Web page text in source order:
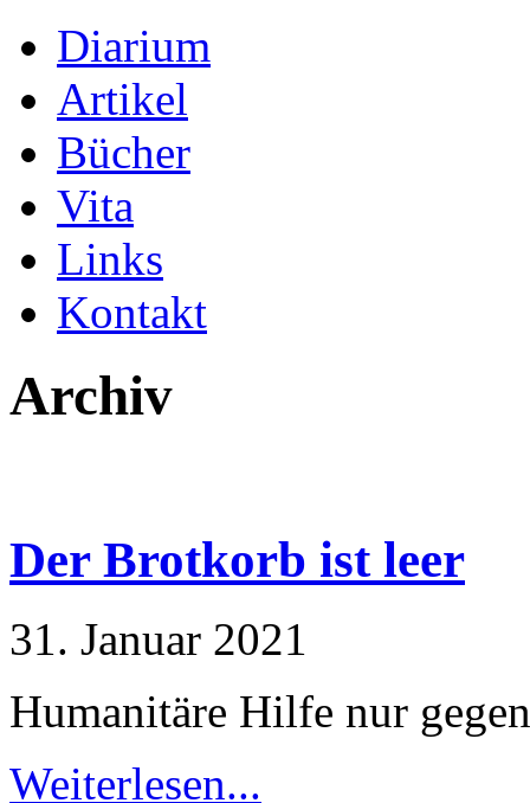
Diarium
Artikel
Bücher
Vita
Links
Kontakt
Archiv
Der Brotkorb ist leer
31. Januar 2021
Humanitäre Hilfe nur
Weiterlesen...
Notwendig
sind nicht
optional.
benötigt,
damit die